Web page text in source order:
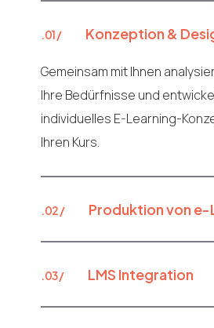
.01 / Konzeption &
Gemeinsam mit Ihnen
Ihre Bedürfnisse und
individuelles E-Learning-
Ihren Kurs.
.02 / Produktion von e-
.03 / LMS Integration